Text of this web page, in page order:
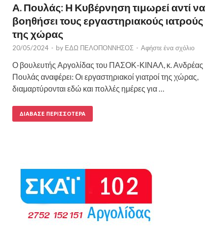
Α. Πουλάς: Η Κυβέρνηση τιμωρεί αντί να
βοηθήσει τους εργαστηριακούς ιατρούς
της χώρας
20/05/2024 - by ΕΔΩ ΠΕΛΟΠΟΝΝΗΣΟΣ - Αφήστε ένα σχόλιο
Ο βουλευτής Αργολίδας του ΠΑΣΟΚ-ΚΙΝΑΛ, κ. Ανδρέας
Πουλάς αναφέρει: Οι εργαστηριακοί γιατροί της χώρας,
διαμαρτύρονται εδώ και πολλές ημέρες για …
ΔΙΆΒΑΣΕ ΠΕΡΙΣΣΌΤΕΡΑ